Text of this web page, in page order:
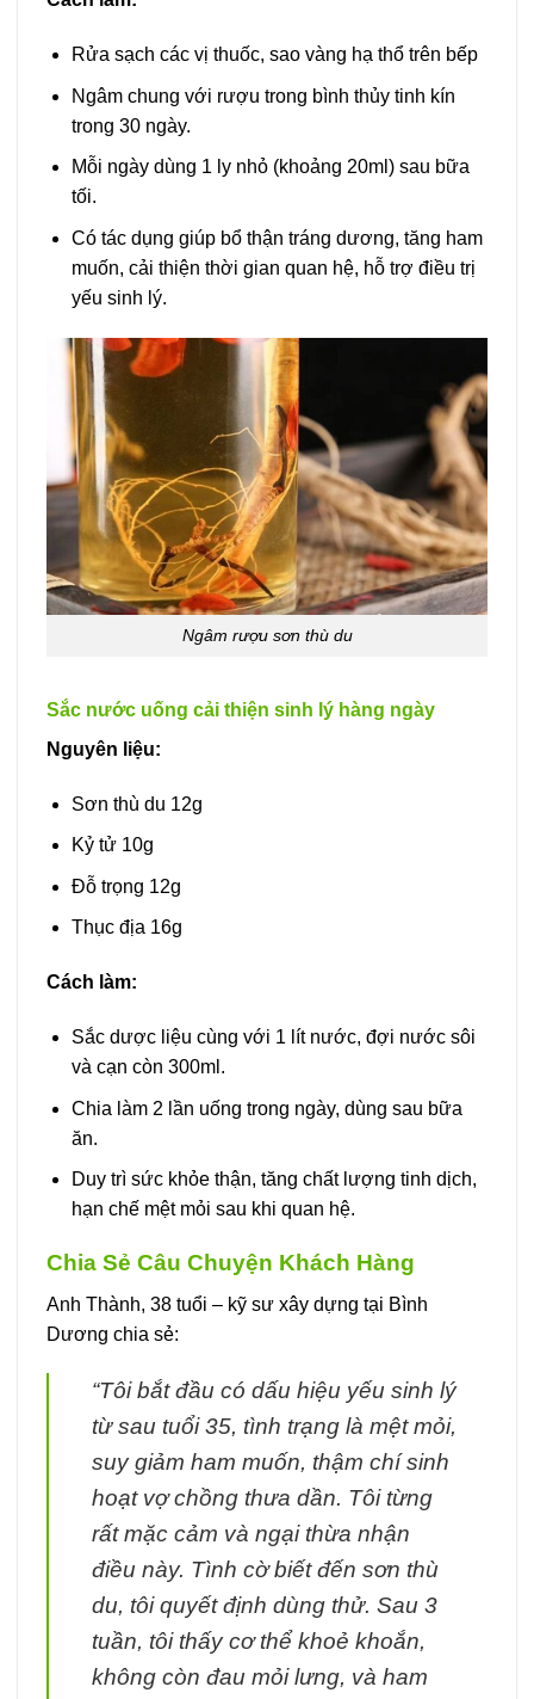
Rửa sạch các vị thuốc, sao vàng hạ thổ trên bếp
Ngâm chung với rượu trong bình thủy tinh kín
trong 30 ngày.
Mỗi ngày dùng 1 ly nhỏ (khoảng 20ml) sau bữa
tối.
Có tác dụng giúp bổ thận tráng dương, tăng ham
muốn, cải thiện thời gian quan hệ, hỗ trợ điều trị
yếu sinh lý.
Ngâm rượu sơn thù du
Sắc nước uống cải thiện sinh lý hàng ngày
Nguyên liệu:
Sơn thù du 12g
Kỷ tử 10g
Đỗ trọng 12g
Thục địa 16g
Cách làm:
Sắc dược liệu cùng với 1 lít nước, đợi nước sôi
và cạn còn 300ml.
Chia làm 2 lần uống trong ngày, dùng sau bữa
ăn.
Duy trì sức khỏe thận, tăng chất lượng tinh dịch,
hạn chế mệt mỏi sau khi quan hệ.
Chia Sẻ Câu Chuyện Khách Hàng
Anh Thành, 38 tuổi – kỹ sư xây dựng tại Bình
Dương chia sẻ:
“Tôi bắt đầu có dấu hiệu yếu sinh lý
từ sau tuổi 35, tình trạng là mệt mỏi,
suy giảm ham muốn, thậm chí sinh
hoạt vợ chồng thưa dần. Tôi từng
rất mặc cảm và ngại thừa nhận
điều này. Tình cờ biết đến sơn thù
du, tôi quyết định dùng thử. Sau 3
tuần, tôi thấy cơ thể khoẻ khoắn,
không còn đau mỏi lưng, và ham